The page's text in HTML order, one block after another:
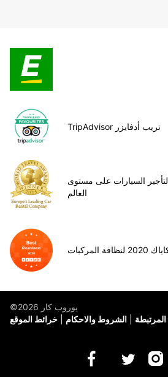
TripAdvisor تريب أدفايزر
السيارات على مستوى
العالم
المركبات
©يوروب كار 2026
خرائط الموقع
الشروط والاحكام